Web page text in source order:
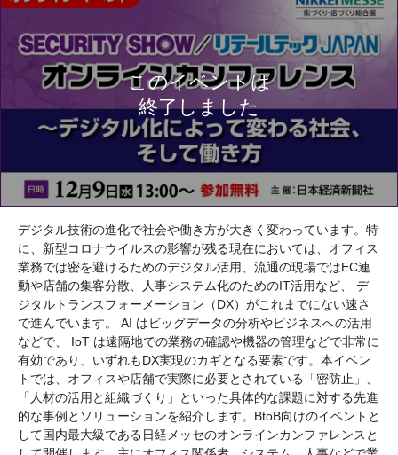
デジタル技術の進化で社会や働き方が大きく変わっています。特
に、新型コロナウイルスの影響が残る現在においては、オフィス
業務では密を避けるためのデジタル活用、流通の現場ではEC連
動や店舗の集客分散、人事システム化のためのIT活用など、 デ
ジタルトランスフォーメーション（DX）がこれまでにない速さ
で進んでいます。 AI はビッグデータの分析やビジネスへの活用
などで、 IoT は遠隔地での業務の確認や機器の管理などで非常に
有効であり、いずれもDX実現のカギとなる要素です。本イベン
トでは、オフィスや店舗で実際に必要とされている「密防止」、
「人材の活用と組織づくり」といった具体的な課題に対する先進
的な事例とソリューションを紹介します。BtoB向けのイベントと
して国内最大級である日経メッセのオンラインカンファレンスと